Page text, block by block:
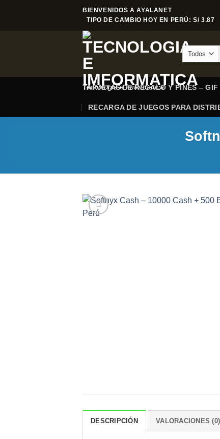
BIENVENIDOS A AYALANET
TIPO DE CAMBIO HOY EN PERÚ: S/ 3.87
Tecnologia e Imformatica
TARJETAS DE REGALO Y PINES – GIF
RECARGA DE JUEGOS PARA
DESCRIPCIÓN VALORACIONES (0)